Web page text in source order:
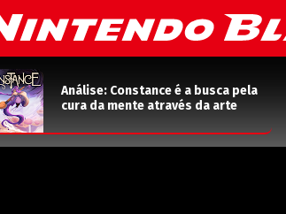
Análise: Constance é a busca pela
cura da mente através da arte